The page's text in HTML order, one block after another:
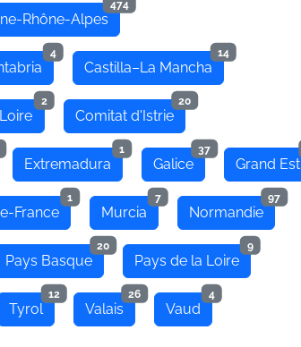
Rhône-Alpes
474
4
Castilla–La Mancha
14
2
Comitat d'Istrie
20
Extremadura
1
Galice
37
Grand Est
France
1
Murcia
7
Normandie
97
Pays Basque
20
Pays de la Loire
9
Tyrol
12
Valais
26
Vaud
4